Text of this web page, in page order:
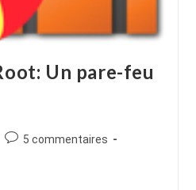
Un pare-feu
Commentaires
5 commentaires